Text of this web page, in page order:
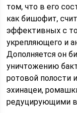
том, что в его
как бишофит,
эффективных с
укрепляющего и
Дополняется он
уничтожению
ротовой полости
эхинацеи,
редуцирующими